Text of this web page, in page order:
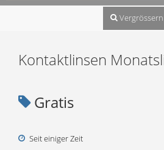
Vergrössern
Kontaktlinsen
Gratis
Seit einiger Zeit